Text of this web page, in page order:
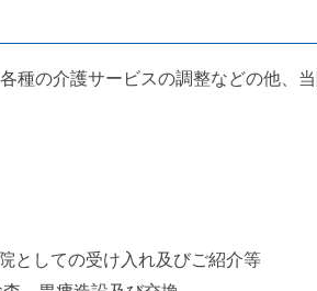
種の介護サービスの調整などの他、
しての受け入れ及びご紹介等